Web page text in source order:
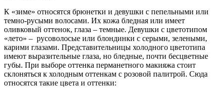
К «зиме» относятся брюнетки и девушки с пепельными или
темно-русыми волосами. Их кожа бледная или имеет
оливковый оттенок, глаза – темные. Девушки с цветотипом
«лето» – русоволосые или блондинки с серыми, зелеными,
карими глазами. Представительницы холодного цветотипа
имеют выразительные глаза, но бледные, почти бесцветные
губы. При выборе оттенка перманетного макияжа стоит
склоняться к холодным оттенкам с розовой палитрой. Сюда
относятся такие цвета и оттенки: